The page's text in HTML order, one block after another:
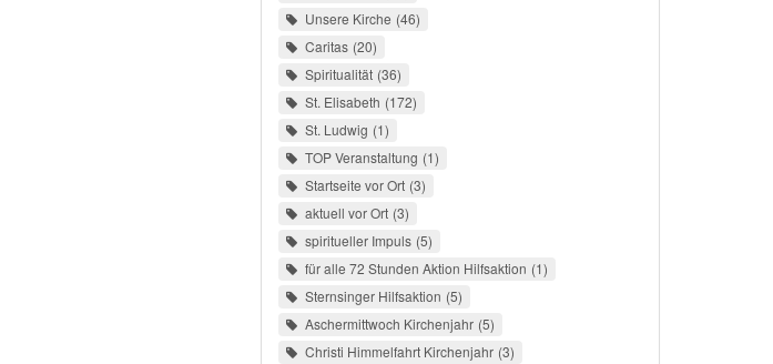
Unsere Kirche 46
Caritas 20
Spiritualität 36
St. Elisabeth 172
St. Ludwig 1
TOP Veranstaltung 1
Startseite vor Ort 3
aktuell vor Ort 3
spiritueller Impuls 5
für alle 72 Stunden Aktion Hilfsaktion 1
Sternsinger Hilfsaktion 5
Aschermittwoch Kirchenjahr 5
Christi Himmelfahrt Kirchenjahr 3